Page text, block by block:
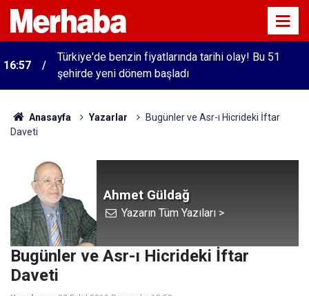
16:57
Türkiye'de benzin fiyatlarında tarihi olay! Bu 51
şehirde yeni dönem başladı
Anasayfa Yazarlar
Bugünler ve Asr-ı Hicrideki İftar
Daveti
Ahmet Güldağ
Yazarın Tüm Yazıları >
Bugünler ve Asr-ı Hicrideki İftar
Daveti